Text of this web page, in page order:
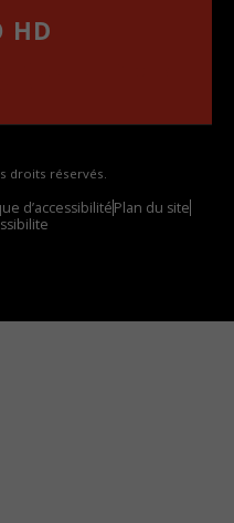
HD
droits réservés.
d’accessibilitéPlan du site